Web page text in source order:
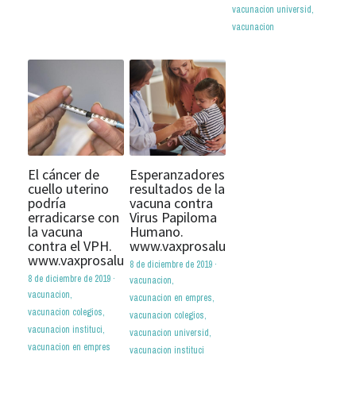
vacunacion universid,
vacunacion
El cáncer de
cuello uterino
podría
erradicarse con
la vacuna
contra el VPH.
www.vaxprosalud.com
8 de diciembre de 2019 ·
vacunacion,
vacunacion colegios,
vacunacion instituci,
vacunacion en empres
Esperanzadores
resultados de la
vacuna contra
Virus Papiloma
Humano.
www.vaxprosalud.com
8 de diciembre de 2019 ·
vacunacion,
vacunacion en empres,
vacunacion colegios,
vacunacion universid,
vacunacion instituci